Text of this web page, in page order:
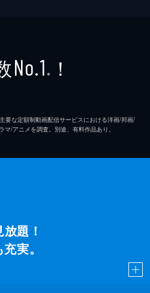
No.1 ※ ！
要な定額制動画配信サービスにおける洋画/邦画/
/アニメを調査。別途、有料作品あり。
題！
実。